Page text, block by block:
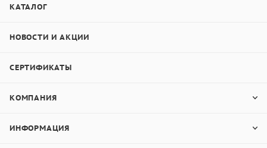
КАТАЛОГ
НОВОСТИ И АКЦИИ
СЕРТИФИКАТЫ
КОМПАНИЯ
ИНФОРМАЦИЯ